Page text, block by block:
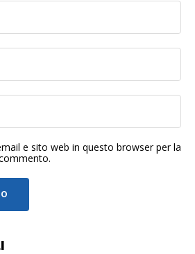
e sito web in questo browser per la